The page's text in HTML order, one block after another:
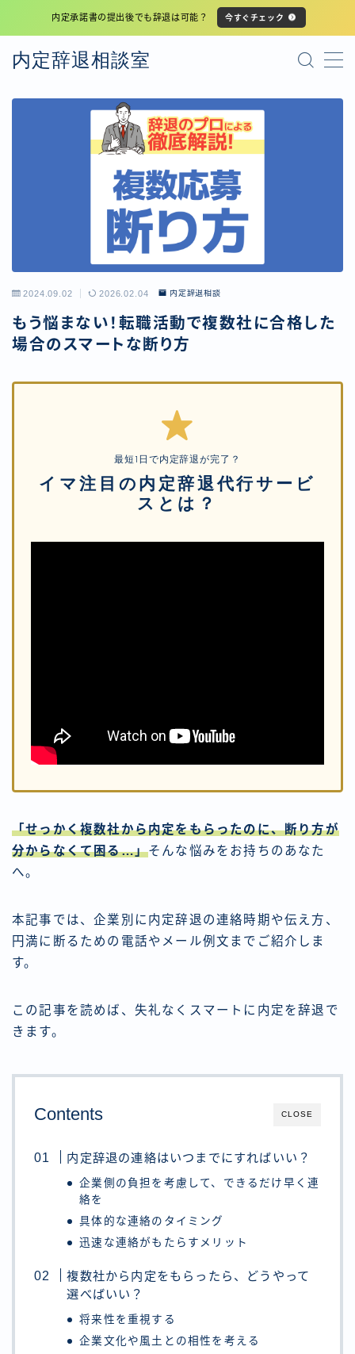
内定承諾書の提出後でも辞退は可能？ 今すぐチェック
内定辞退相談室
MENU
プライバシーポリシー
2024.09.02 2026.02.04 内定辞退相談
もう悩まない！転職活動で複数社に合格した
場合のスマートな断り方
最短1日で内定辞退が完了？
イマ注目の内定辞退代行サービ
スとは？
「せっかく複数社から内定をもらったのに、断り方が
分からなくて困る…」そんな悩みをお持ちのあなた
へ。
本記事では、企業別に内定辞退の連絡時期や伝え方、
円満に断るための電話やメール例文までご紹介しま
す。
この記事を読めば、失礼なくスマートに内定を辞退で
きます。
CLOSE
Contents
内定辞退の連絡はいつまでにすればいい？
企業側の負担を考慮して、できるだけ早く連
絡を
具体的な連絡のタイミング
迅速な連絡がもたらすメリット
複数社から内定をもらったら、どうやって
選べばいい？
将来性を重視する
企業文化や風土との相性を考える